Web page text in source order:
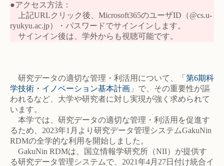
●アクセス方法：
上記URLクリック後、Microsoft365のユーザID（@cs.u-
ryukyu.ac.jp）・パスワードでサインインします。
サインイン後は、学外からも視聴可能です。
研究データの適切な管理・利活用について、「 第6期科
学技術・イノベーション基本計画 」で、その重要性が謳
われるなど、大学や研究者に対し実現が強く求められて
います。
本学では、研究データの適切な管理・利活用を促進す
るため、2023年1月より研究データ管理システムGakuNin
RDMの全学的な利用を開始しました。
GakuNin RDMは、国立情報学研究所（NII）が提供す
る研究データ管理システムで、2021年4月27日付け統合イ